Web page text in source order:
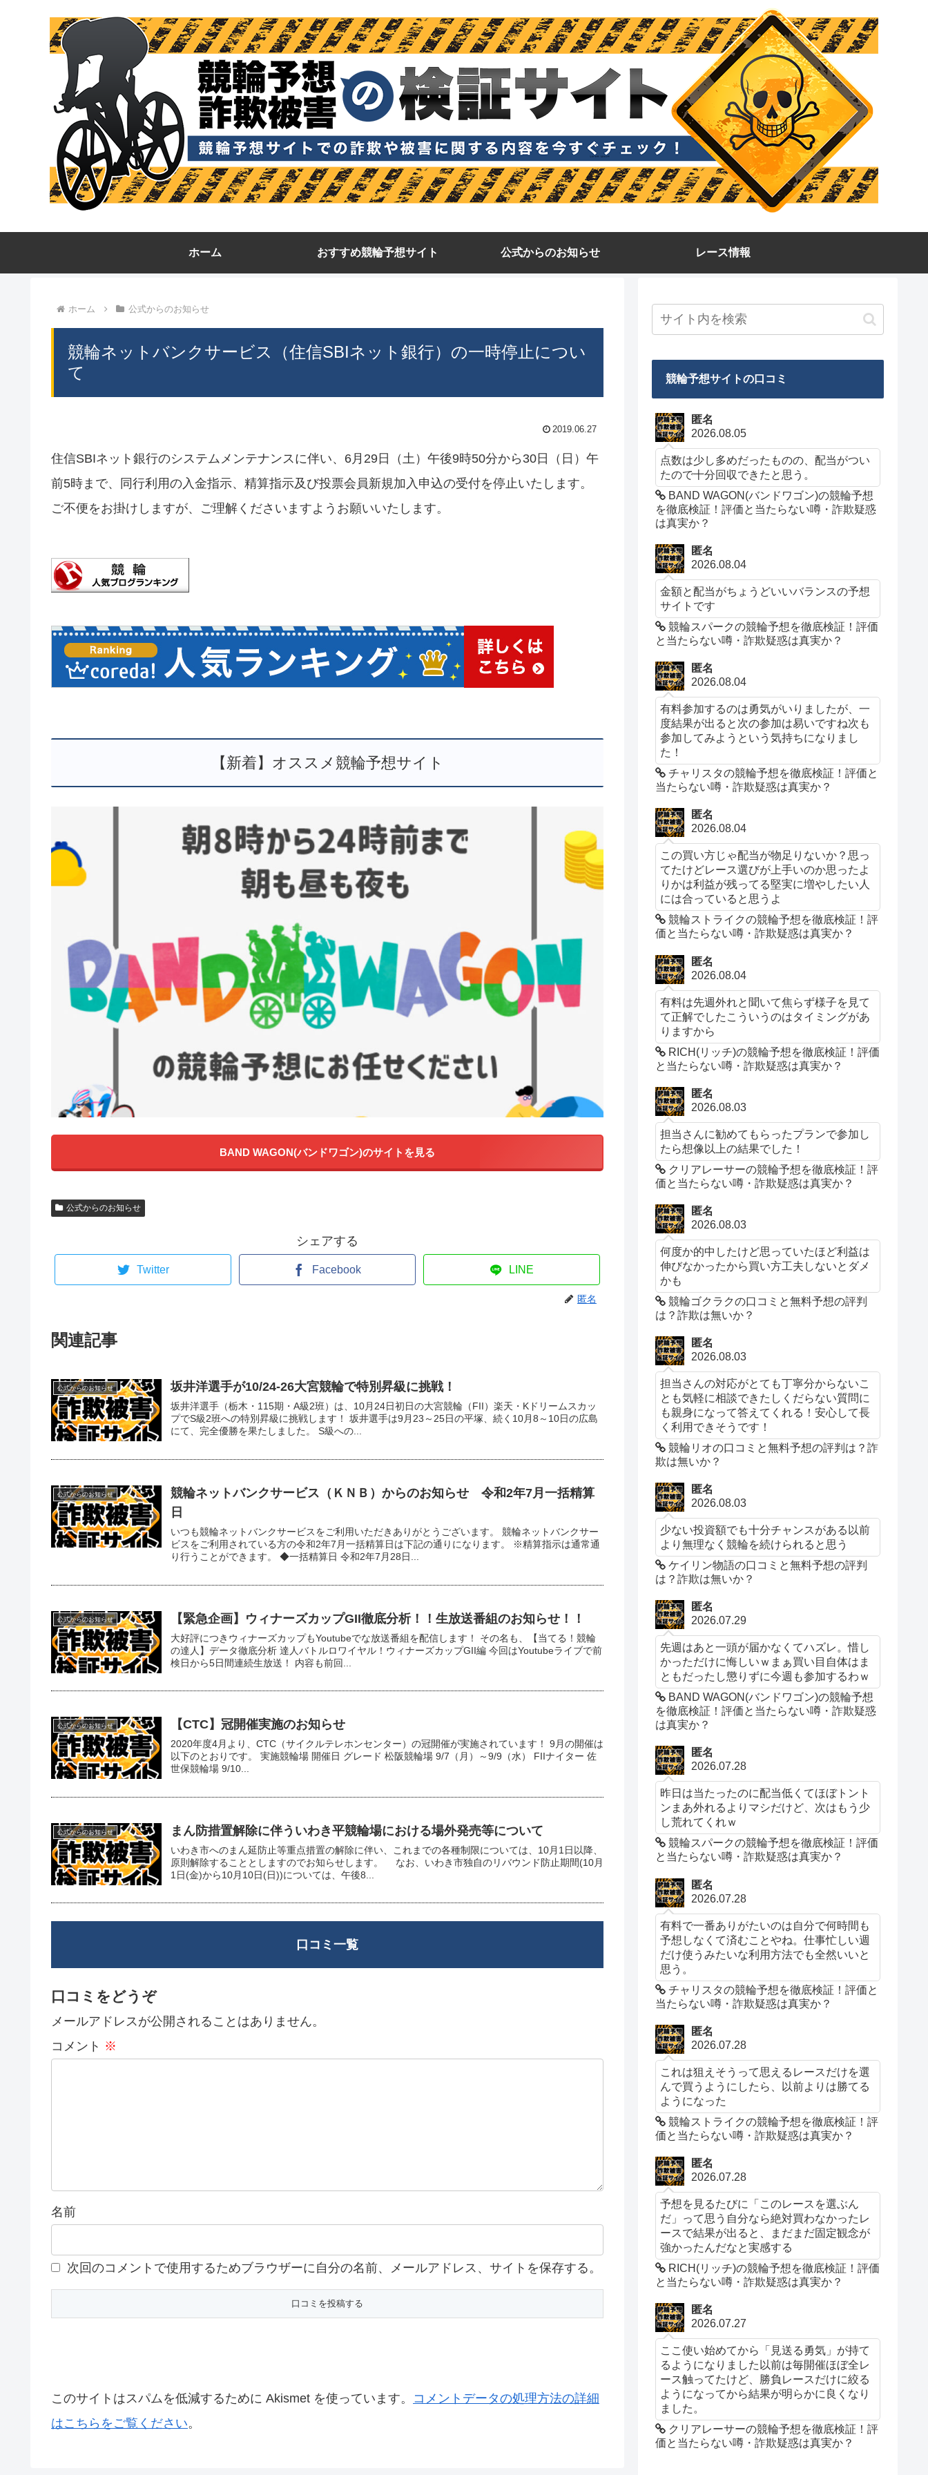
ホーム おすすめ競輪予想サイト 公式からのお知らせ レース情報
ホーム 公式からのお知らせ
競輪ネットバンクサービス（住信SBIネット銀行）の一時停止につい
て
2019.06.27
住信SBIネット銀行のシステムメンテナンスに伴い、6月29日（土）午後9時50分から30日（日）午
前5時まで、同行利用の入金指示、精算指示及び投票会員新規加入申込の受付を停止いたします。
ご不便をお掛けしますが、ご理解くださいますようお願いいたします。
【新着】オススメ競輪予想サイト
BAND WAGON(バンドワゴン)のサイトを見る
公式からのお知らせ
シェアする
Twitter Facebook LINE
匿名
関連記事
公式からのお知らせ 坂井洋選手が10/24-26大宮競輪で特別昇級に挑戦！
坂井洋選手（栃木・115期・A級2班）は、10月24日初日の大宮競輪（FII）楽天・Kドリームスカッ
プでS級2班への特別昇級に挑戦します！ 坂井選手は9月23～25日の平塚、続く10月8～10日の広島
にて、完全優勝を果たしました。 S級への...
公式からのお知らせ
競輪ネットバンクサービス（ＫＮＢ）からのお知らせ 令和2年7月一括精算
日
いつも競輪ネットバンクサービスをご利用いただきありがとうございます。 競輪ネットバンクサー
ビスをご利用されている方の令和2年7月一括精算日は下記の通りになります。 ※精算指示は通常通
り行うことができます。 ◆一括精算日 令和2年7月28日...
公式からのお知らせ 【緊急企画】ウィナーズカップGII徹底分析！！生放送番組のお知らせ！！
大好評につきウィナーズカップもYoutubeでな放送番組を配信します！ その名も、【当てる！競輪
の達人】データ徹底分析 達人バトルロワイヤル！ウィナーズカップGII編 今回はYoutubeライブで前
検日から5日間連続生放送！ 内容も前回...
公式からのお知らせ 【CTC】冠開催実施のお知らせ
2020年度4月より、CTC（サイクルテレホンセンター）の冠開催が実施されています！ 9月の開催は
以下のとおりです。 実施競輪場 開催日 グレード 松阪競輪場 9/7（月）～9/9（水） FIIナイター 佐
世保競輪場 9/10...
公式からのお知らせ まん防措置解除に伴ういわき平競輪場における場外発売等について
いわき市へのまん延防止等重点措置の解除に伴い、これまでの各種制限については、10月1日以降、
原則解除することとしますのでお知らせします。 なお、いわき市独自のリバウンド防止期間(10月
1日(金)から10月10日(日))については、午後8...
口コミ一覧
口コミをどうぞ
メールアドレスが公開されることはありません。
コメント ※
名前
次回のコメントで使用するためブラウザーに自分の名前、メールアドレス、サイトを保存する。
このサイトはスパムを低減するために Akismet を使っています。 コメントデータの処理方法の詳細
はこちらをご覧ください。
競輪予想サイトの口コミ
匿名
2026.08.05
点数は少し多めだったものの、配当がつい
たので十分回収できたと思う。
BAND WAGON(バンドワゴン)の競輪予想
を徹底検証！評価と当たらない噂・詐欺疑惑
は真実か？
匿名
2026.08.04
金額と配当がちょうどいいバランスの予想
サイトです
競輪スパークの競輪予想を徹底検証！評価
と当たらない噂・詐欺疑惑は真実か？
匿名
2026.08.04
有料参加するのは勇気がいりましたが、一
度結果が出ると次の参加は易いですね次も
参加してみようという気持ちになりまし
た！
チャリスタの競輪予想を徹底検証！評価と
当たらない噂・詐欺疑惑は真実か？
匿名
2026.08.04
この買い方じゃ配当が物足りないか？思っ
てたけどレース選びが上手いのか思ったよ
りかは利益が残ってる堅実に増やしたい人
には合っていると思うよ
競輪ストライクの競輪予想を徹底検証！評
価と当たらない噂・詐欺疑惑は真実か？
匿名
2026.08.04
有料は先週外れと聞いて焦らず様子を見て
て正解でしたこういうのはタイミングがあ
りますから
RICH(リッチ)の競輪予想を徹底検証！評価
と当たらない噂・詐欺疑惑は真実か？
匿名
2026.08.03
担当さんに勧めてもらったプランで参加し
たら想像以上の結果でした！
クリアレーサーの競輪予想を徹底検証！評
価と当たらない噂・詐欺疑惑は真実か？
匿名
2026.08.03
何度か的中したけど思っていたほど利益は
伸びなかったから買い方工夫しないとダメ
かも
競輪ゴクラクの口コミと無料予想の評判
は？詐欺は無いか？
匿名
2026.08.03
担当さんの対応がとても丁寧分からないこ
とも気軽に相談できたしくだらない質問に
も親身になって答えてくれる！安心して長
く利用できそうです！
競輪リオの口コミと無料予想の評判は？詐
欺は無いか？
匿名
2026.08.03
少ない投資額でも十分チャンスがある以前
より無理なく競輪を続けられると思う
ケイリン物語の口コミと無料予想の評判
は？詐欺は無いか？
匿名
2026.07.29
先週はあと一頭が届かなくてハズレ。惜し
かっただけに悔しいｗまぁ買い目自体はま
ともだったし懲りずに今週も参加するわｗ
BAND WAGON(バンドワゴン)の競輪予想
を徹底検証！評価と当たらない噂・詐欺疑惑
は真実か？
匿名
2026.07.28
昨日は当たったのに配当低くてほぼトント
ンまあ外れるよりマシだけど、次はもう少
し荒れてくれｗ
競輪スパークの競輪予想を徹底検証！評価
と当たらない噂・詐欺疑惑は真実か？
匿名
2026.07.28
有料で一番ありがたいのは自分で何時間も
予想しなくて済むことやね。仕事忙しい週
だけ使うみたいな利用方法でも全然いいと
思う。
チャリスタの競輪予想を徹底検証！評価と
当たらない噂・詐欺疑惑は真実か？
匿名
2026.07.28
これは狙えそうって思えるレースだけを選
んで買うようにしたら、以前よりは勝てる
ようになった
競輪ストライクの競輪予想を徹底検証！評
価と当たらない噂・詐欺疑惑は真実か？
匿名
2026.07.28
予想を見るたびに「このレースを選ぶん
だ」って思う自分なら絶対買わなかったレ
ースで結果が出ると、まだまだ固定観念が
強かったんだなと実感する
RICH(リッチ)の競輪予想を徹底検証！評価
と当たらない噂・詐欺疑惑は真実か？
匿名
2026.07.27
ここ使い始めてから「見送る勇気」が持て
るようになりました以前は毎開催ほぼ全レ
ース触ってたけど、勝負レースだけに絞る
ようになってから結果が明らかに良くなり
ました。
クリアレーサーの競輪予想を徹底検証！評
価と当たらない噂・詐欺疑惑は真実か？